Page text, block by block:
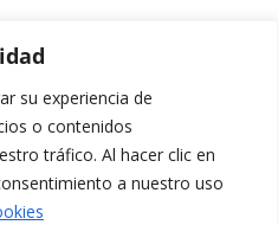
su experiencia de
o contenidos
tráfico. Al hacer clic en
a nuestro uso
www.cit.upc.edu
Segueix-nos